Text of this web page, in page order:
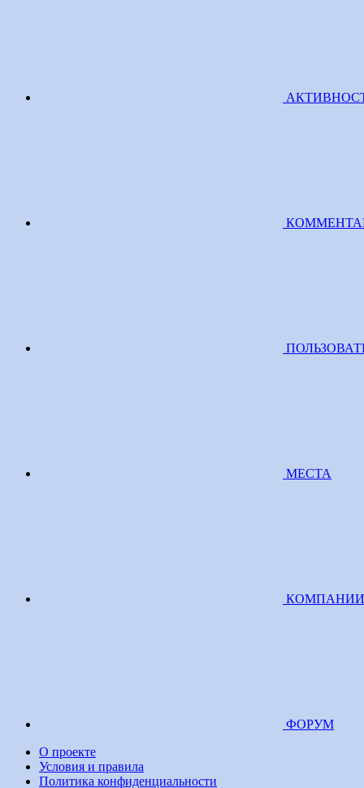
МЕСТА
КОМПАНИИ
ФОРУМ
О проекте
Условия и правила
Политика конфиденциальности